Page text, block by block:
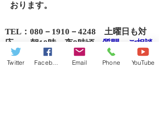
おります。
TEL：080－1910－4248 土曜日も対
応 朝10時～夜9時頃
質問・ご相談
フォームはこちら
Mail：
root@tsugawashiki.com
Twitter Email Phone YouTube